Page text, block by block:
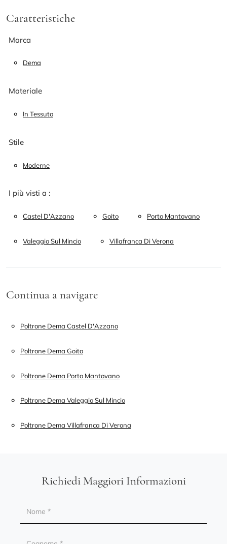
Caratteristiche
Marca
Dema
Materiale
In Tessuto
Stile
Moderne
I più visti a :
Castel D'Azzano Goito Porto Mantovano
Valeggio Sul Mincio Villafranca Di Verona
Continua a navigare
Poltrone Dema Castel D'Azzano
Poltrone Dema Goito
Poltrone Dema Porto Mantovano
Poltrone Dema Valeggio Sul Mincio
Poltrone Dema Villafranca Di Verona
Richiedi Maggiori Informazioni